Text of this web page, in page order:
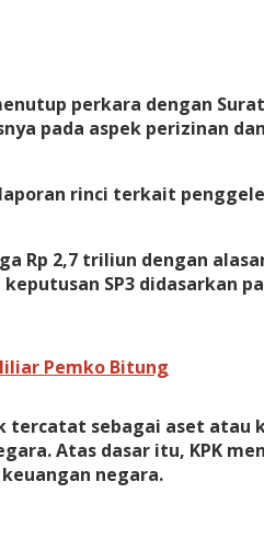
perkara dengan
pada aspek perizinan
rinci terkait
Rp 2,7 triliun dengan
SP3 didasarkan
Pemko Bitung
sebagai aset atau
Atas dasar itu, KPK
negara.